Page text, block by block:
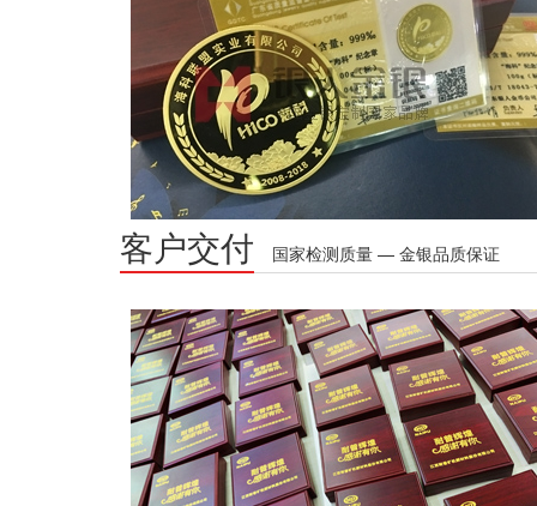
客户交付 国家检测质量 — 金银品质保证